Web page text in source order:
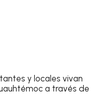
y locales vivan
a través de